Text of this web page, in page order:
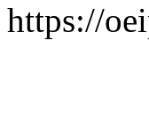
https://